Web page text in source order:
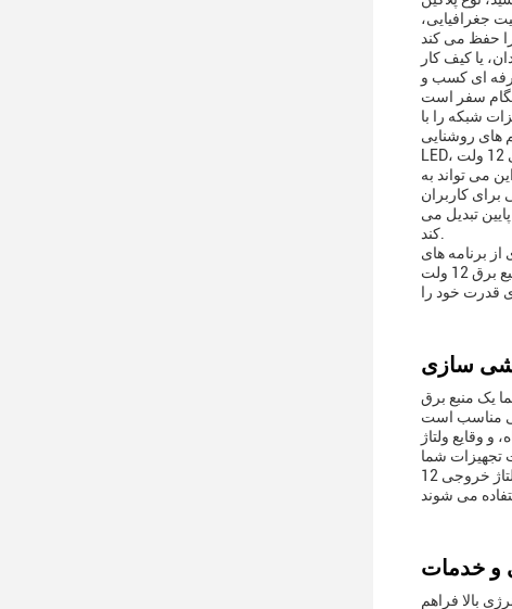
جغرافیایی،
یا کیف کار
ای کسب و
شبکه را با
های روشنایی
می تواند به
برای کاربران
تبدیل می
برنامه های
طراحی شده است تا نیازهای هر وضعیتی را که یک منبع برق 12 ولت DC مورد نیاز است،
یک منبع برق
و وقایع ولتاژ
بالا فراهم